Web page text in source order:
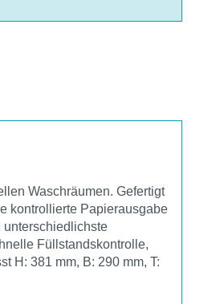
Waschräumen. Gefertigt
kontrollierte Papierausgabe
unterschiedlichste
Füllstandskontrolle,
H: 381 mm, B: 290 mm, T: